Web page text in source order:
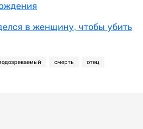
в женщину, чтобы убить
смерть отец